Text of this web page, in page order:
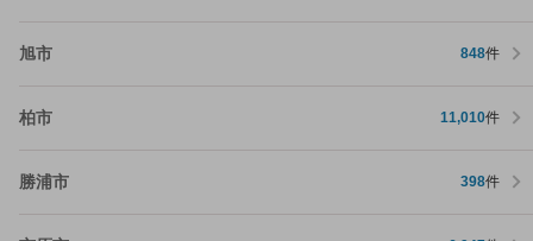
旭市 848件
柏市 11,010件
勝浦市 398件